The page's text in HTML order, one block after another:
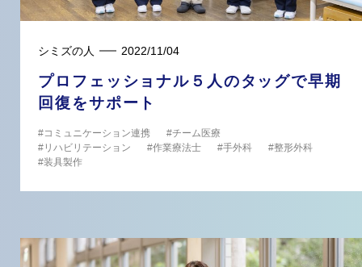
シミズの人 2022/11/04
プロフェッショナル５人のタッグで早期
回復をサポート
コミュニケーション連携
チーム医療
リハビリテーション
作業療法士 手外科
整形外科
装具製作